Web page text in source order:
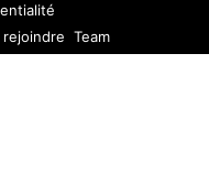
rejoindre Team